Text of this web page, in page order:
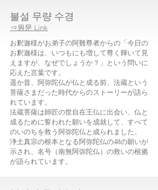
불설 무량 수경
⇒원문 Link
お釈迦様がお弟子の阿難尊者からの「今日の
お釈迦様は、いつもにも増して尊く輝いて見
えますが、なぜでしょうか？」という問いに
応えた言葉です。
遥か昔、阿弥陀仏が仏と成る前、法蔵という
菩薩さまだった時代からのストーリーが語ら
れています。
法蔵菩薩は師匠の世自在王仏に出会い、仏と
成るために誓われた願いを成就して、すべて
のいのちを救う阿弥陀仏と成られました。
浄土真宗の根本となる阿弥陀仏の48の願いが
示され、名号（南無阿弥陀仏）の救いの根拠
が語られています。